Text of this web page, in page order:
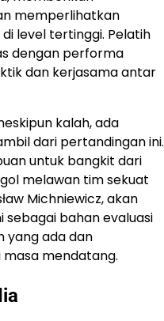
memperlihatkan
level tertinggi. Pelatih
dengan performa
dan kerjasama antar
kalah, ada
dari pertandingan ini.
untuk bangkit dari
melawan tim sekuat
Michniewicz, akan
bahan evaluasi
yang ada dan
mendatang.